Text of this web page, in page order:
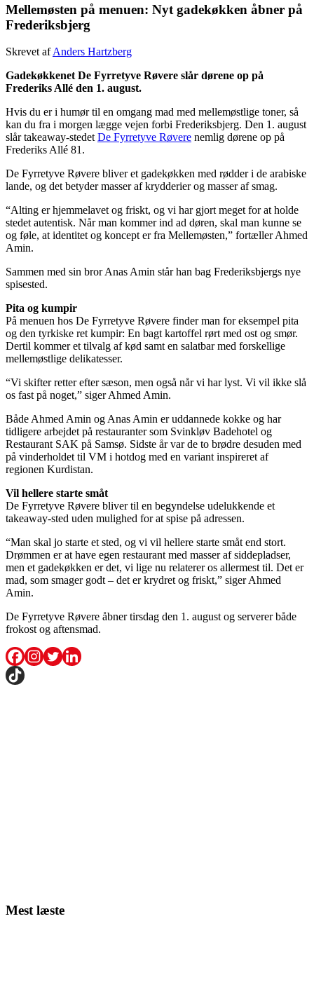
Mellemøsten på menuen: Nyt gadekøkken åbner på
Frederiksbjerg
Skrevet afAnders Hartzberg
Gadekøkkenet De Fyrretyve Røvere slår dørene op på
Frederiks Allé den 1. august.
Hvis du er i humør til en omgang mad med mellemøstlige toner, så
kan du fra i morgen lægge vejen forbi Frederiksbjerg. Den 1. august
slår takeaway-stedetDe Fyrretyve Røvere nemlig dørene op på
Frederiks Allé 81.
De Fyrretyve Røvere bliver et gadekøkken med rødder i de arabiske
lande, og det betyder masser af krydderier og masser af smag.
“Alting er hjemmelavet og friskt, og vi har gjort meget for at holde
stedet autentisk. Når man kommer ind ad døren, skal man kunne se
og føle, at identitet og koncept er fra Mellemøsten,” fortæller Ahmed
Amin.
Sammen med sin bror Anas Amin står han bag Frederiksbjergs nye
spisested.
Pita og kumpir
På menuen hos De Fyrretyve Røvere finder man for eksempel pita
og den tyrkiske ret kumpir: En bagt kartoffel rørt med ost og smør.
Dertil kommer et tilvalg af kød samt en salatbar med forskellige
mellemøstlige delikatesser.
“Vi skifter retter efter sæson, men også når vi har lyst. Vi vil ikke slå
os fast på noget,” siger Ahmed Amin.
Både Ahmed Amin og Anas Amin er uddannede kokke og har
tidligere arbejdet på restauranter som Svinkløv Badehotel og
Restaurant SAK på Samsø. Sidste år var de to brødre desuden med
på vinderholdet til VM i hotdog med en variant inspireret af
regionen Kurdistan.
Vil hellere starte småt
De Fyrretyve Røvere bliver til en begyndelse udelukkende et
takeaway-sted uden mulighed for at spise på adressen.
“Man skal jo starte et sted, og vi vil hellere starte småt end stort.
Drømmen er at have egen restaurant med masser af siddepladser,
men et gadekøkken er det, vi lige nu relaterer os allermest til. Det er
mad, som smager godt – det er krydret og friskt,” siger Ahmed
Amin.
De Fyrretyve Røvere åbner tirsdag den 1. august og serverer både
frokost og aftensmad.
Mest læste